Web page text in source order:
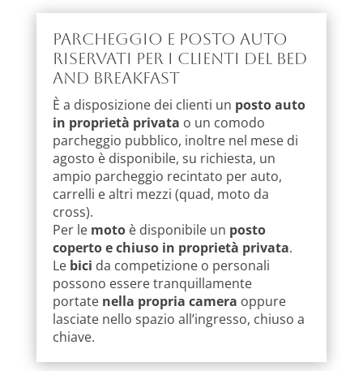
Parcheggio e posto auto
riservati per i clienti del Bed
and Breakfast
È a disposizione dei clienti un posto auto
in proprietà privata o un comodo
parcheggio pubblico, inoltre nel mese di
agosto è disponibile, su richiesta, un
ampio parcheggio recintato per auto,
carrelli e altri mezzi (quad, moto da
cross).
Per le motoè disponibile un posto
coperto e chiuso in proprietà privata.
Le bici da competizione o personali
possono essere tranquillamente
portate nella propria camera oppure
lasciate nello spazio all’ingresso, chiuso a
chiave.